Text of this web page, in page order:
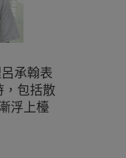
承翰表
，包括散
浮上檯